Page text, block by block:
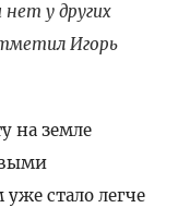
у других
Игорь
на земле
стало легче